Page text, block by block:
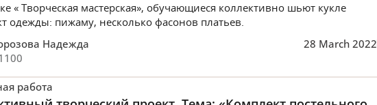
« Творческая мастерская», обучающиеся коллективно шьют кукле
одежды: пижаму, несколько фасонов платьев.
Надежда
28 March 2022
работа